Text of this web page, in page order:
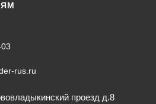
rus.ru
проезд д.8